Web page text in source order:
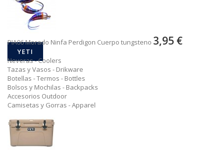
PIA06 Morado Ninfa Perdigon Cuerpo tungsteno 3,95 €
YETI
Neveras - Coolers
Tazas y Vasos - Drikware
Botellas - Termos - Bottles
Bolsos y Mochilas - Backpacks
Accesorios Outdoor
Camisetas y Gorras - Apparel